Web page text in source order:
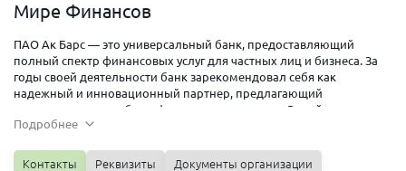
Мире Финансов
ПАО Ак Барс — это универсальный банк, предоставляющий
полный спектр финансовых услуг для частных лиц и бизнеса. За
годы своей деятельности банк зарекомендовал себя как
надежный и инновационный партнер, предлагающий
современные и удобные финансовые решения. В этой статье мы
расскажем о преимуществах Ак Барс Банка, его уникальных
ваших финансовых задач.
Подробнее
Контакты Реквизиты Документы организации